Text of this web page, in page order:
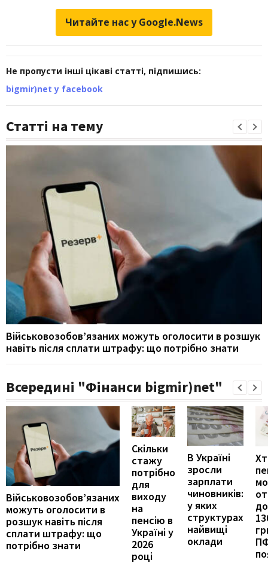
Читайте нас у Google.News
Не пропусти інші цікаві статті, підпишись:
bigmir)net у facebook
Статті на тему
Військовозобов’язаних можуть оголосити в розшук
навіть після сплати штрафу: що потрібно знати
Всередині "Фінанси bigmir)net"
Військовозобов’язаних
можуть оголосити в
розшук навіть після
сплати штрафу: що
потрібно знати
Скільки
стажу
потрібно
для
виходу
на
пенсію в
Україні у
2026
році
В Україні
зросли
зарплати
чиновників:
у яких
структурах
найвищі
оклади